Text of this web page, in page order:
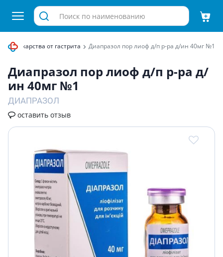
Лекарства от гастрита Диапразол пор лиоф д/п р-ра д/ин 40мг №1
Диапразол пор лиоф д/п р-ра д/
ин 40мг №1
ДИАПРАЗОЛ
оставить отзыв